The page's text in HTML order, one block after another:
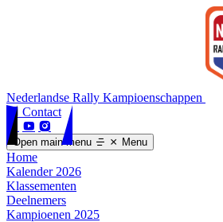
Nederlandse Rally Kampioenschappen
Contact
Open main menu Menu
Home
Kalender 2026
Klassementen
Deelnemers
Kampioenen 2025